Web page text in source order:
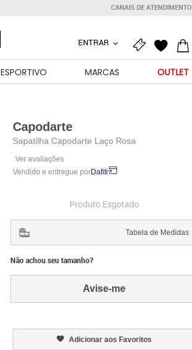
CANAIS DE ATENDIMENTO
ENTRAR
ESPORTIVO MARCAS OUTLET
Capodarte
Sapatilha Capodarte Laço Rosa
Ver avaliações
Vendido e entregue porDafiti
Produto Esgotado
Tabela de Medidas
Não achou seu tamanho?
Avise-me
Adicionar aos Favoritos